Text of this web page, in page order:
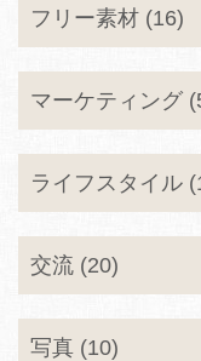
フリー素材 (16)
マーケティング
ライフスタイル
交流 (20)
写真 (10)